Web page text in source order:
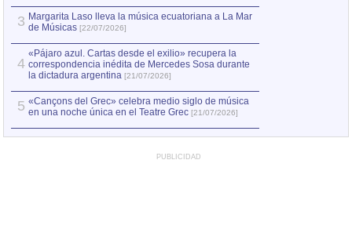
3 Margarita Laso lleva la música ecuatoriana a La Mar
de Músicas [22/07/2026]
4
«Pájaro azul. Cartas desde el exilio» recupera la
correspondencia inédita de Mercedes Sosa durante
la dictadura argentina [21/07/2026]
5 «Cançons del Grec» celebra medio siglo de música
en una noche única en el Teatre Grec [21/07/2026]
PUBLICIDAD